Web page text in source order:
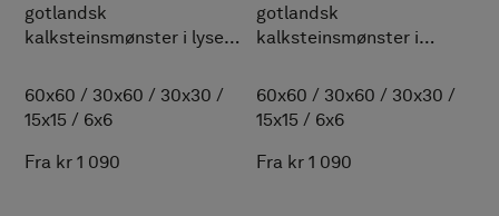
gotlandsk
kalksteinsmønster i lyse,
med en tidløs følelse.
60x60 / 30x60 / 30x30 /
15x15 / 6x6
Fra kr 1 090
gotlandsk
kalksteinsmønster i
med varme undertoner.
60x60 / 30x60 / 30x30 /
15x15 / 6x6
Fra kr 1 090